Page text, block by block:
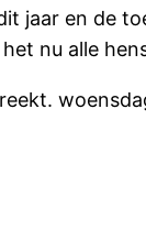
jaar en de
nu alle hens